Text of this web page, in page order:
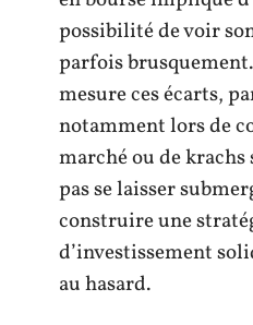
possibilité de voir
parfois
mesure ces écarts,
notamment lors de
marché ou de krachs
pas se laisser
construire une
d’investissement
au hasard.